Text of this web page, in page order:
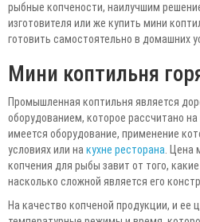
рыбные копчености, наилучшим
изготовителя или же купить мини
готовить самостоятельно в домашних
Мини коптильня
Промышленная коптильня является
оборудованием, которое рассчитано
имеется оборудование, применение
условиях или на кухне ресторана . Цена
копчения для рыбы завит от того,
насколько сложной является его
На качество копченой продукции, и ее